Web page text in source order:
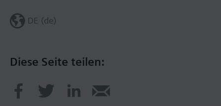
Diese Seite teilen:
DE (de)